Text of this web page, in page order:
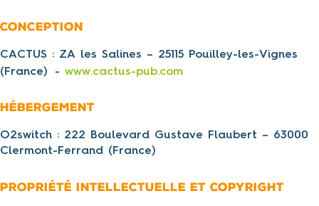
Conception
CACTUS : ZA les Salines – 25115 Pouilley-les-Vignes
(France) - www.cactus-pub.com
Hébergement
O2switch : 222 Boulevard Gustave Flaubert – 63000
Clermont-Ferrand (France)
Propriété intellectuelle et Copyright